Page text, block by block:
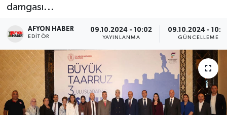
damgası...
AFYON HABER
EDITÖR
09.10.2024 - 10:02
YAYINLANMA
09.10.2024 -
GÜNCELLEME
Ekonomi
Magazin
Etkinlikler